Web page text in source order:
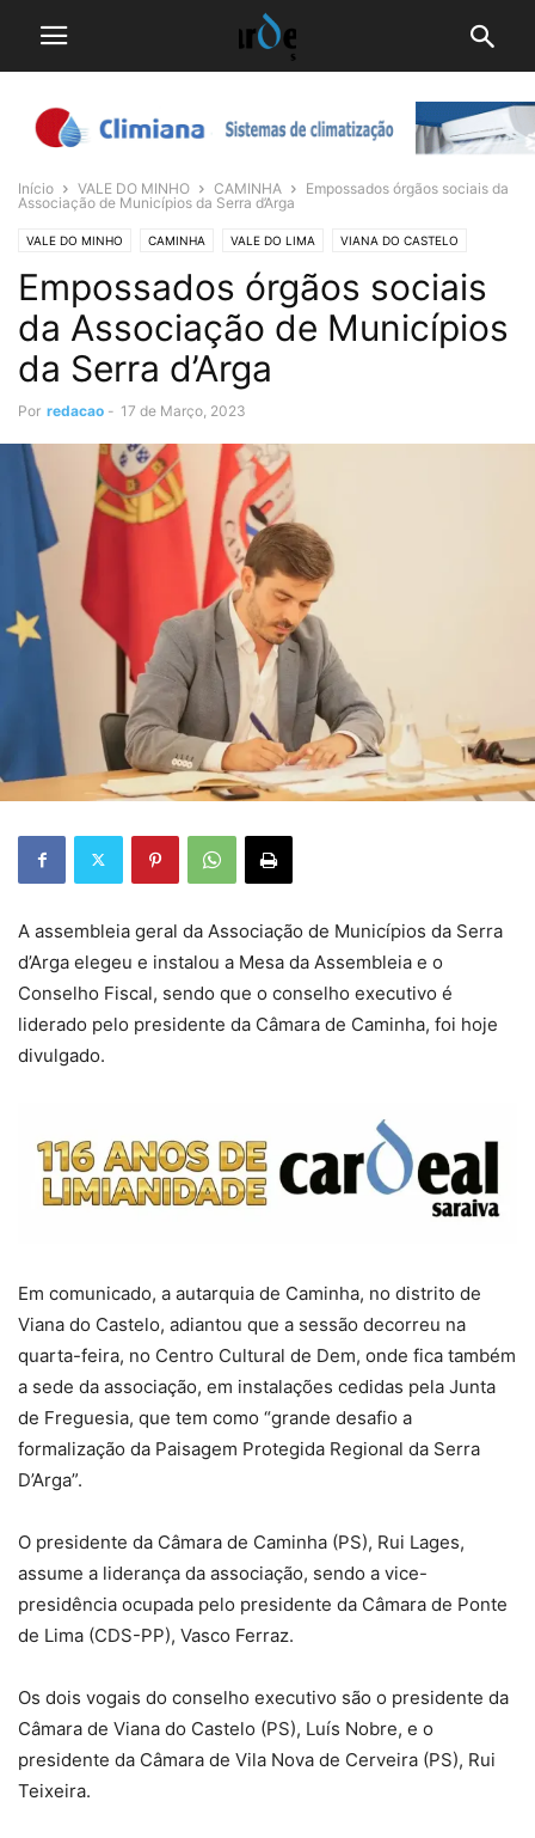
Início VALE DO MINHO CAMINHA
Empossados órgãos sociais da
Associação de Municípios da Serra d’Arga
VALE DO MINHO CAMINHA VALE DO LIMA VIANA DO CASTELO
Empossados órgãos sociais
da Associação de Municípios
da Serra d’Arga
Por redacao - 17 de Março, 2023
A assembleia geral da Associação de Municípios da Serra
d’Arga elegeu e instalou a Mesa da Assembleia e o
Conselho Fiscal, sendo que o conselho executivo é
liderado pelo presidente da Câmara de Caminha, foi hoje
divulgado.
Em comunicado, a autarquia de Caminha, no distrito de
Viana do Castelo, adiantou que a sessão decorreu na
quarta-feira, no Centro Cultural de Dem, onde fica também
a sede da associação, em instalações cedidas pela Junta
de Freguesia, que tem como “grande desafio a
formalização da Paisagem Protegida Regional da Serra
D’Arga”.
O presidente da Câmara de Caminha (PS), Rui Lages,
assume a liderança da associação, sendo a vice-
presidência ocupada pelo presidente da Câmara de Ponte
de Lima (CDS-PP), Vasco Ferraz.
Os dois vogais do conselho executivo são o presidente da
Câmara de Viana do Castelo (PS), Luís Nobre, e o
presidente da Câmara de Vila Nova de Cerveira (PS), Rui
Teixeira.